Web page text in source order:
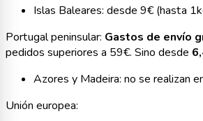
Islas Baleares: desde 9€ (hasta
Portugal peninsular: Gastos de envío
pedidos superiores a 59€. Sino desde
Azores y Madeira: no se realizan
Unión europea: